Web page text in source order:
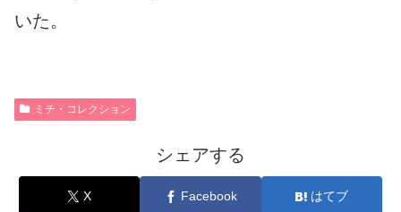
いた。
ミチ・コレクション
シェアする
X Facebook はてブ